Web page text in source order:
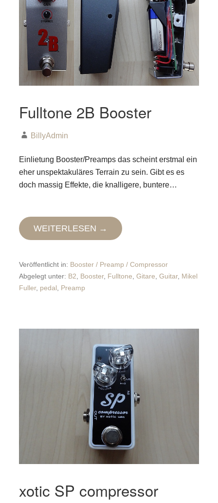
Fulltone 2B Booster
BillyAdmin
Einlietung Booster/Preamps das scheint erstmal ein
eher unspektakuläres Terrain zu sein. Gibt es es
doch massig Effekte, die knalligere, buntere…
WEITERLESEN →
Veröffentlicht in: Booster / Preamp / Compressor
Abgelegt unter: B2, Booster, Fulltone, Gitare, Guitar, Mikel
Fuller, pedal, Preamp
xotic SP compressor